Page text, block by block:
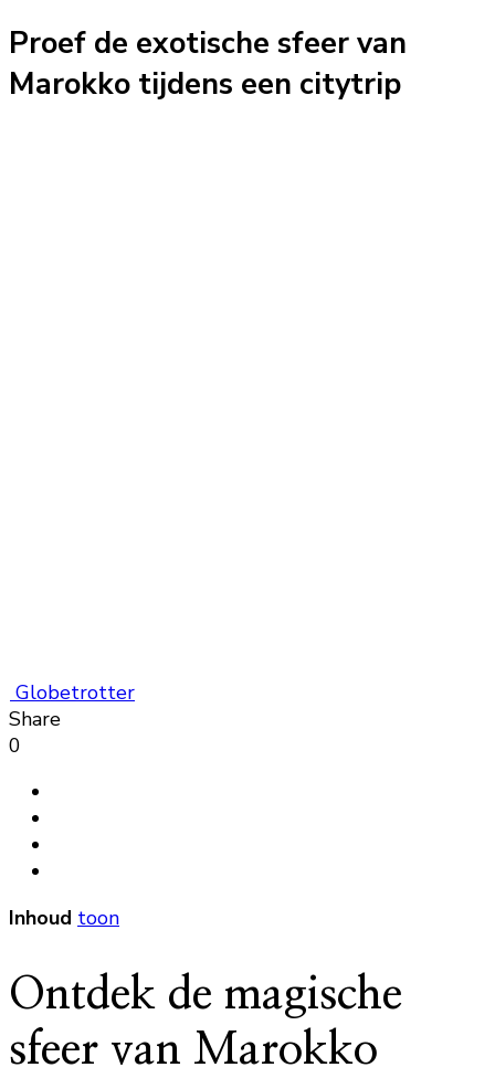
Proef de exotische sfeer van
Marokko tijdens een citytrip
Globetrotter
Share
0
Inhoud toon
Ontdek de magische
sfeer van Marokko